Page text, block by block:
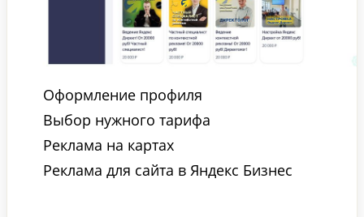
Оформление профиля
Выбор нужного тарифа
Реклама на картах
Реклама для сайта в Яндекс Бизнес